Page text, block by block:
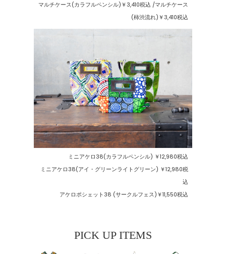
マルチケース(カラフルペンシル)￥3,410税込 /マルチケース
(柿渋流れ)￥3,410税込
ミニアケロ38(カラフルペンシル) ￥12,980税込
ミニアケロ38(アイ・グリーンライトグリーン) ￥12,980税
込
アケロポシェット38 (サークルフェス)￥11,550税込
PICK UP ITEMS